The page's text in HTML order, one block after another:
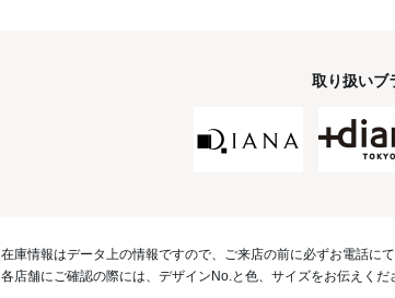
取り扱いブ
在庫情報はデータ上の情報ですので、ご来店の前に必ずお電話にて
各店舗にご確認の際には、デザインNo.と色、サイズをお伝えくだ